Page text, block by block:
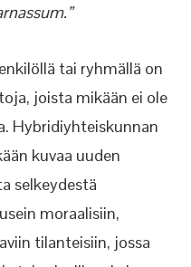
tai ryhmällä on
joista mikään ei ole
Hybridiyhteiskunnan
kuvaa uuden
selkeydestä
moraalisiin,
tilanteisiin, jossa